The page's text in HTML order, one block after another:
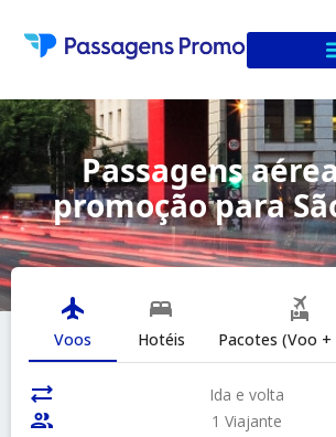
Passagens
promoção para
flight
Voos
bed
Hotéis
flights_and_hotels
Pacotes (Voo
sync_alt Ida e volta
people
1 Viajante